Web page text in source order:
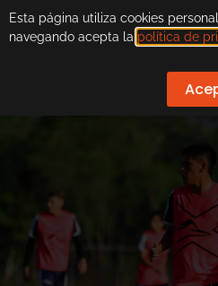
Esta página utiliza cookies
navegando acepta la política de